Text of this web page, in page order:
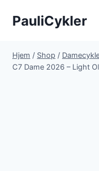
PauliCykler
Hjem / Shop /
C7 Dame 2026 – Light